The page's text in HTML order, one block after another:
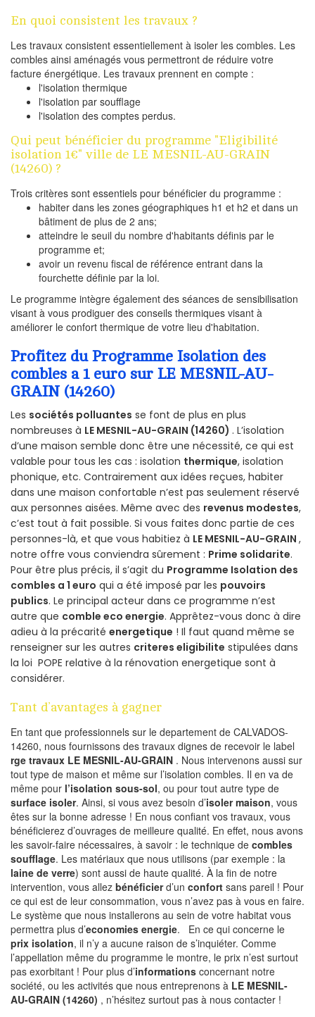
En quoi consistent les travaux ?
Les travaux consistent essentiellement à isoler les combles. Les
combles ainsi aménagés vous permettront de réduire votre
facture énergétique. Les travaux prennent en compte :
l'isolation thermique
l'isolation par soufflage
l'isolation des comptes perdus.
Qui peut bénéficier du programme "Eligibilité
isolation 1€" ville de LE MESNIL-AU-GRAIN
(14260) ?
Trois critères sont essentiels pour bénéficier du programme :
habiter dans les zones géographiques h1 et h2 et dans un
bâtiment de plus de 2 ans;
atteindre le seuil du nombre d'habitants définis par le
programme et;
avoir un revenu fiscal de référence entrant dans la
fourchette définie par la loi.
Le programme intègre également des séances de sensibilisation
visant à vous prodiguer des conseils thermiques visant à
améliorer le confort thermique de votre lieu d'habitation.
Profitez du Programme Isolation des
combles a 1 euro sur LE MESNIL-AU-
GRAIN (14260)
Les sociétés polluantes se font de plus en plus
nombreuses à LE MESNIL-AU-GRAIN (14260) . L’isolation
d’une maison semble donc être une nécessité, ce qui est
valable pour tous les cas : isolation thermique, isolation
phonique, etc. Contrairement aux idées reçues, habiter
dans une maison confortable n’est pas seulement réservé
aux personnes aisées. Même avec des revenus modestes,
c’est tout à fait possible. Si vous faites donc partie de ces
personnes-là, et que vous habitiez à LE MESNIL-AU-GRAIN ,
notre offre vous conviendra sûrement : Prime solidarite.
Pour être plus précis, il s’agit du Programme Isolation des
combles a 1 euro qui a été imposé par les pouvoirs
publics. Le principal acteur dans ce programme n’est
autre que comble eco energie. Apprêtez-vous donc à dire
adieu à la précarité energetique ! Il faut quand même se
renseigner sur les autres criteres eligibilite stipulées dans
la loi POPE relative à la rénovation energetique sont à
considérer.
Tant d’avantages à gagner
En tant que professionnels sur le departement de CALVADOS-
14260, nous fournissons des travaux dignes de recevoir le label
rge travaux LE MESNIL-AU-GRAIN . Nous intervenons aussi sur
tout type de maison et même sur l’isolation combles. Il en va de
même pour l’isolation sous-sol, ou pour tout autre type de
surface isoler. Ainsi, si vous avez besoin d’isoler maison, vous
êtes sur la bonne adresse ! En nous confiant vos travaux, vous
bénéficierez d’ouvrages de meilleure qualité. En effet, nous avons
les savoir-faire nécessaires, à savoir : le technique de combles
soufflage. Les matériaux que nous utilisons (par exemple : la
laine de verre) sont aussi de haute qualité. À la fin de notre
intervention, vous allez bénéficierd’un confort sans pareil ! Pour
ce qui est de leur consommation, vous n’avez pas à vous en faire.
Le système que nous installerons au sein de votre habitat vous
permettra plus d’economies energie. En ce qui concerne le
prix isolation, il n’y a aucune raison de s’inquiéter. Comme
l’appellation même du programme le montre, le prix n’est surtout
pas exorbitant ! Pour plus d’informations concernant notre
société, ou les activités que nous entreprenons à LE MESNIL-
AU-GRAIN (14260) , n’hésitez surtout pas à nous contacter !